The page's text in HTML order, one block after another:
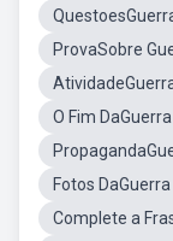
ProvaSobre
O Fim
Fotos DaGuerra
Complete a